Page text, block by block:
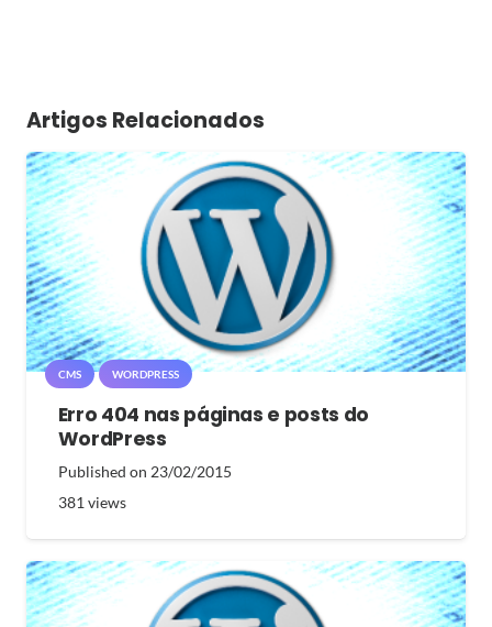
Artigos Relacionados
CMS WORDPRESS
Erro 404 nas páginas e posts do
WordPress
Published on 23/02/2015
381 views